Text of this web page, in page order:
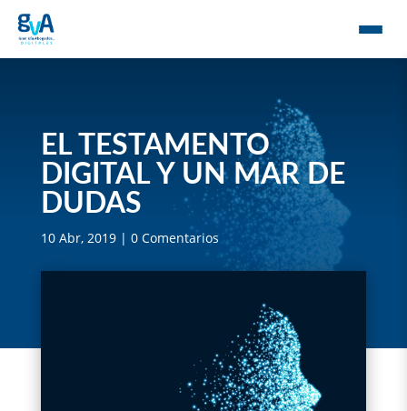
EL TESTAMENTO
DIGITAL Y UN MAR DE
DUDAS
10 Abr, 2019| 0 Comentarios